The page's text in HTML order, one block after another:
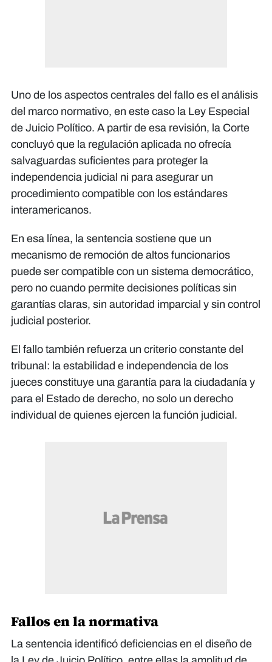
Uno de los aspectos centrales del fallo es el análisis
del marco normativo, en este caso la Ley Especial
de Juicio Político. A partir de esa revisión, la Corte
concluyó que la regulación aplicada no ofrecía
salvaguardas suficientes para proteger la
independencia judicial ni para asegurar un
procedimiento compatible con los estándares
interamericanos.
En esa línea, la sentencia sostiene que un
mecanismo de remoción de altos funcionarios
puede ser compatible con un sistema democrático,
pero no cuando permite decisiones políticas sin
garantías claras, sin autoridad imparcial y sin control
judicial posterior.
El fallo también refuerza un criterio constante del
tribunal: la estabilidad e independencia de los
jueces constituye una garantía para la ciudadanía y
para el Estado de derecho, no solo un derecho
individual de quienes ejercen la función judicial.
Fallos en la normativa
La sentencia identificó deficiencias en el diseño de